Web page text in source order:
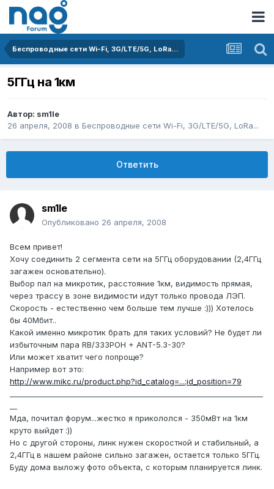
Беспроводные сети Wi-Fi, 3G/LTE/5G, LoRa...
5ГГц на 1км
Автор: sm1le
26 апреля, 2008 в Беспроводные сети Wi-Fi, 3G/LTE/5G, LoRa...
Ответить
sm1le
Опубликовано 26 апреля, 2008
Всем привет!
Хочу соединить 2 сегмента сети на 5ГГц оборудовании (2,4ГГц
загажен основательно).
Выбор пал на микротик, расстояние 1км, видимость прямая,
через трассу в зоне видимости идут только провода ЛЭП.
Скорость - естественно чем больше тем лучше :))) Хотелось
бы 40Мбит..
Какой именно микротик брать для таких условий? Не будет ли
избыточным пара RB/333POH + ANT-5.3-30?
Или может хватит чего попроще?
Например вот это:
http://www.mikc.ru/product.php?id_catalog=...;id_position=79
Мда, почитал форум...жестко я прикололся - 350мВт на 1км
круто выйдет :))
Но с другой стороны, линк нужен скоростной и стабильный, а
2,4ГГц в нашем районе сильно загажен, остается только 5ГГц.
Буду дома выложу фото объекта, с которым планируется линк.